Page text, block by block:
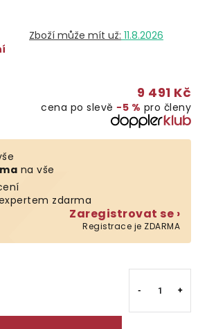
11.8.2026
9 491 Kč
cena po slevě −5 % pro členy
na vše
zdarma
Zaregistrovat se ›
Registrace je ZDARMA